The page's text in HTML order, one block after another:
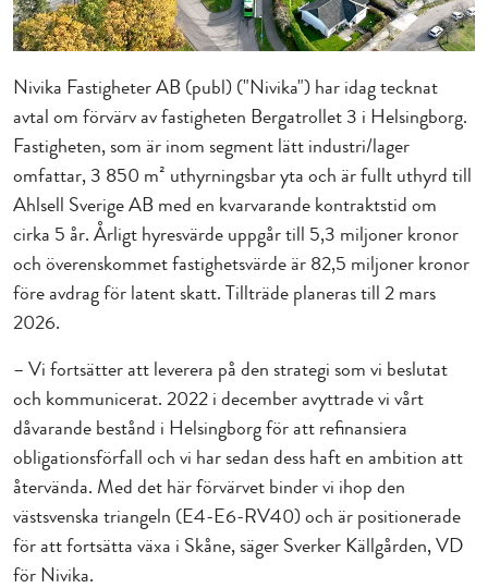
Nivika Fastigheter AB (publ) ("Nivika") har idag tecknat
avtal om förvärv av fastigheten Bergatrollet 3 i Helsingborg.
Fastigheten, som är inom segment lätt industri/lager
omfattar, 3 850 m² uthyrningsbar yta och är fullt uthyrd till
Ahlsell Sverige AB med en kvarvarande kontraktstid om
cirka 5 år. Årligt hyresvärde uppgår till 5,3 miljoner kronor
och överenskommet fastighetsvärde är 82,5 miljoner kronor
före avdrag för latent skatt. Tillträde planeras till 2 mars
2026.
–Vi fortsätter att leverera på den strategi som vi beslutat
och kommunicerat. 2022 i december avyttrade vi vårt
dåvarande bestånd i Helsingborg för att refinansiera
obligationsförfall och vi har sedan dess haft en ambition att
återvända. Med det här förvärvet binder vi ihop den
västsvenska triangeln (E4-E6-RV40) och är positionerade
för att fortsätta växa i Skåne, säger Sverker Källgården, VD
för Nivika.